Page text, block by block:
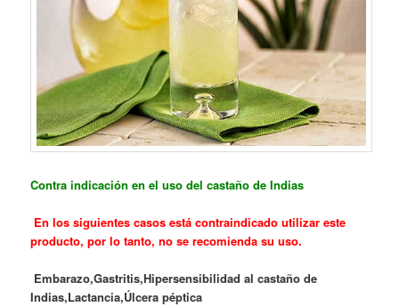
Contra indicación en el uso del castaño de Indias
En los siguientes casos está contraindicado utilizar este
producto, por lo tanto, no se recomienda su uso.
Embarazo,Gastritis,Hipersensibilidad al castaño de
Indias,Lactancia,Úlcera péptica